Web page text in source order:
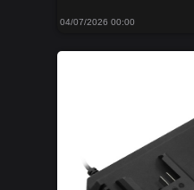
04/07/2026 00:00